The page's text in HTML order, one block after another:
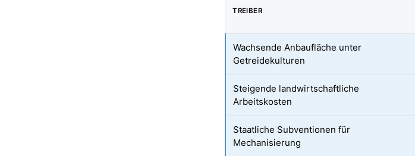
TREIBER
Wachsende Anbaufläche unter
Getreidekulturen
Steigende landwirtschaftliche
Arbeitskosten
Staatliche Subventionen für
Mechanisierung